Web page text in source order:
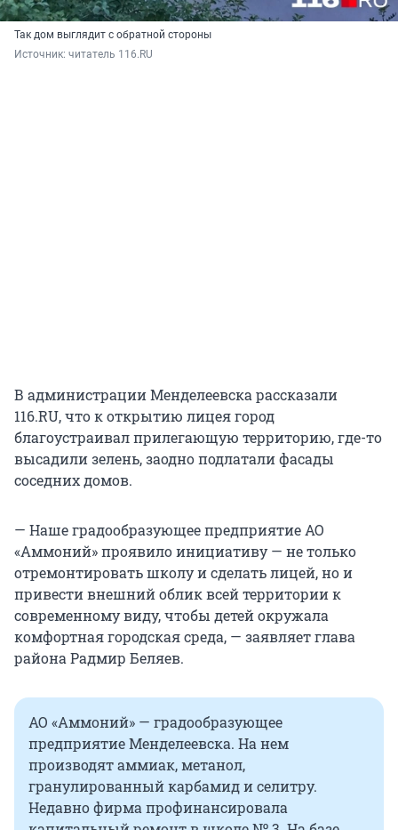
Так дом выглядит с обратной стороны
Источник: читатель 116.RU
В администрации Менделеевска рассказали
116.RU, что к открытию лицея город
благоустраивал прилегающую территорию, где-то
высадили зелень, заодно подлатали фасады
соседних домов.
— Наше градообразующее предприятие АО
«Аммоний» проявило инициативу — не только
отремонтировать школу и сделать лицей, но и
привести внешний облик всей территории к
современному виду, чтобы детей окружала
комфортная городская среда, — заявляет глава
района Радмир Беляев.
АО «Аммоний» — градообразующее
предприятие Менделеевска. На нем
производят аммиак, метанол,
гранулированный карбамид и селитру.
Недавно фирма профинансировала